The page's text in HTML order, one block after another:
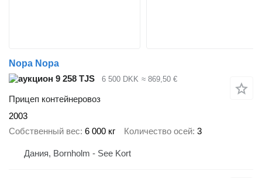
Nopa Nopa
9 258 TJS
6 500 DKK ≈ 869,50 €
Прицеп контейнеровоз
2003
Собственный вес 6 000 кг Количество осей 3
Дания, Bornholm - See Kort